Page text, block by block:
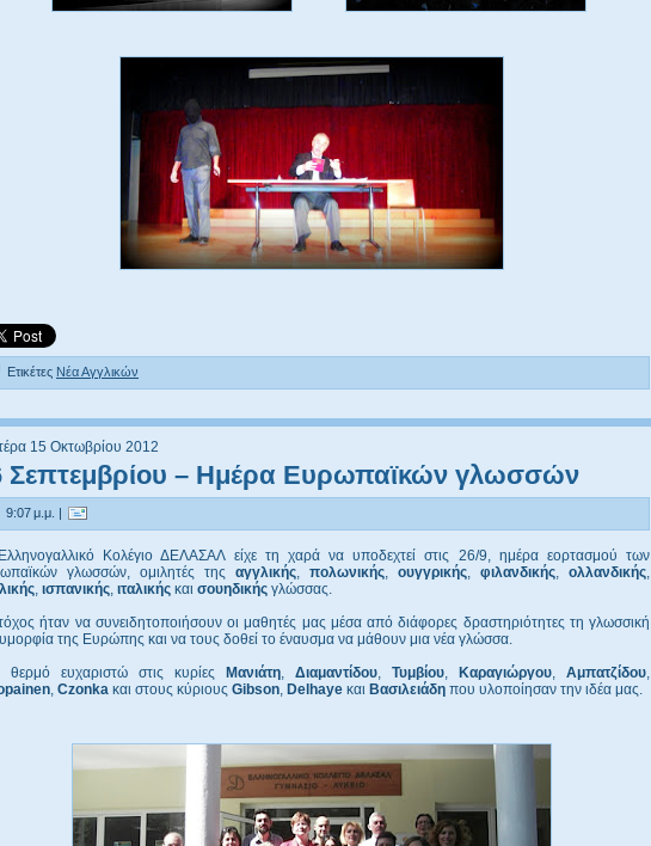
Ετικέτες Νέα Αγγλικών
15 Οκτωβρίου 2012
Σεπτεμβρίου – Ημέρα Ευρωπαϊκών γλωσσών
9:07 μ.μ. |
Κολέγιο ΔΕΛΑΣΑΛ είχε τη χαρά να υποδεχτεί στις 26/9, ημέρα εορτασμού των
γλωσσών, ομιλητές της αγγλικής πολωνικής ουγγρικής φιλανδικής ολλανδικής
ισπανικής ιταλικής και σουηδικής γλώσσας.
ήταν να συνειδητοποιήσουν οι μαθητές μας μέσα από διάφορες δραστηριότητες τη γλωσσική
της Ευρώπης και να τους δοθεί το έναυσμα να μάθουν μια νέα γλώσσα.
θερμό ευχαριστώ στις κυρίες Μανιάτη Διαμαντίδου Τυμβίου Καραγιώργου Αμπατζίδου
Czonka και στους κύριους Gibson Delhaye και Βασιλειάδη που υλοποίησαν την ιδέα μας.